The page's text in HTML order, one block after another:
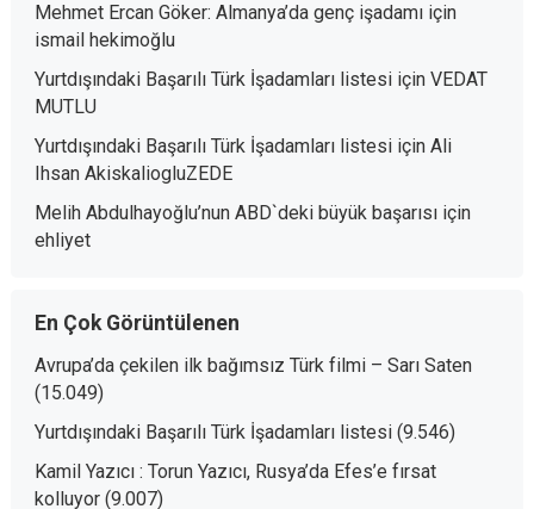
Mehmet Ercan Göker: Almanya’da genç işadamıiçin
ismail hekimoğlu
Yurtdışındaki Başarılı Türk İşadamları listesiiçin VEDAT
MUTLU
Yurtdışındaki Başarılı Türk İşadamları listesiiçin Ali
Ihsan AkiskaliogluZEDE
Melih Abdulhayoğlu’nun ABD`deki büyük başarısıiçin
ehliyet
En Çok Görüntülenen
Avrupa’da çekilen ilk bağımsız Türk filmi – Sarı Saten
(15.049)
Yurtdışındaki Başarılı Türk İşadamları listesi (9.546)
Kamil Yazıcı : Torun Yazıcı, Rusya’da Efes’e fırsat
kolluyor (9.007)